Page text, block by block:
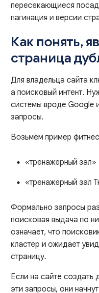
пересекающиеся
пагинация и версии
Как понять,
страница
Для владельца сайта
а поисковый интент.
системы вроде Google
запросы.
Возьмём пример
«тренажерный зал»
«тренажерный зал
Формально запросы
поисковая выдача по
означает, что
кластер и ожидает
страницу.
Если на сайте создать
эти запросы, они